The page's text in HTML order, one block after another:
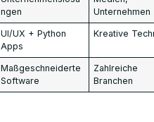
ngen
Unternehmen
UI/UX + Python
Apps
Kreative
Maßgeschneiderte
Software
Zahlreiche
Branchen